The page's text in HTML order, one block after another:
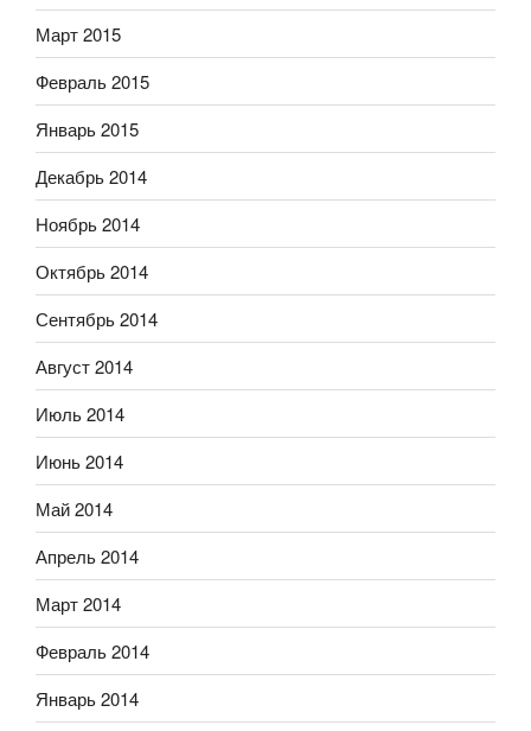
Март 2015
Февраль 2015
Январь 2015
Декабрь 2014
Ноябрь 2014
Октябрь 2014
Сентябрь 2014
Август 2014
Июль 2014
Июнь 2014
Май 2014
Апрель 2014
Март 2014
Февраль 2014
Январь 2014